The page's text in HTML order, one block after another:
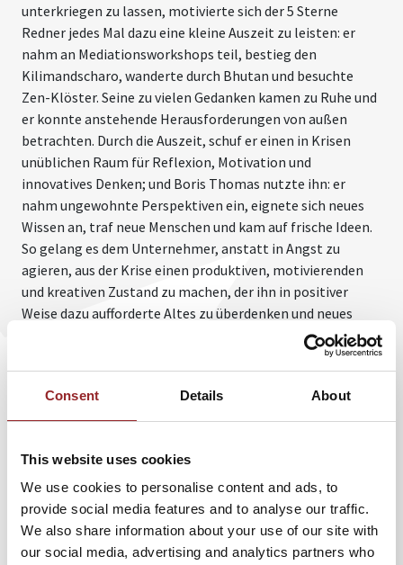
Consent Details About
This website uses cookies
We use cookies to personalise content and ads, to
provide social media features and to analyse our traffic.
We also share information about your use of our site with
our social media, advertising and analytics partners who
unterkriegen zu lassen, motivierte sich der 5 Sterne
Redner jedes Mal dazu eine kleine Auszeit zu leisten: er
nahm an Mediationsworkshops teil, bestieg den
Kilimandscharo, wanderte durch Bhutan und besuchte
Zen-Klöster. Seine zu vielen Gedanken kamen zu Ruhe und
er konnte anstehende Herausforderungen von außen
betrachten. Durch die Auszeit, schuf er einen in Krisen
unüblichen Raum für Reflexion, Motivation und
innovatives Denken; und Boris Thomas nutzte ihn: er
nahm ungewohnte Perspektiven ein, eignete sich neues
Wissen an, traf neue Menschen und kam auf frische Ideen.
So gelang es dem Unternehmer, anstatt in Angst zu
agieren, aus der Krise einen produktiven, motivierenden
und kreativen Zustand zu machen, der ihn in positiver
Weise dazu aufforderte Altes zu überdenken und neues
In seinem authentischen und motivierenden Vortrag lädt
Boris Thomas sein Publikum dazu ein, Krisen als Chance
die nächsten unternehmerischen Schritte zu gewinnen.
Dabei bietet der Referent in seiner Rede kein
Erfolgsrezept dafür an. Er lädt vielmehr dazu ein Krisen
als Freund zu sehen, der einen nicht wie im Streit aufzeigt,
was alles nicht perfekt ist, sondern einen lehrt, bereit zu